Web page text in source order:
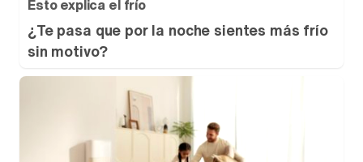
Esto explica el frío
¿Te pasa que por la noche sientes más frío
sin motivo?